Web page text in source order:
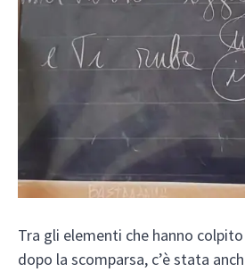
Tra gli elementi che hanno
dopo la scomparsa, c’è stata